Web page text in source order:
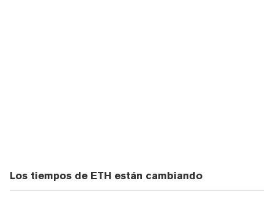
Los tiempos de ETH están cambiando